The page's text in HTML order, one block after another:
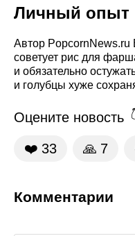
Личный опыт
Автор PopcornNews.ru
советует рис для
и обязательно
и голубцы хуже
Оцените новость
❤️ 33 🙏 7
Комментарии